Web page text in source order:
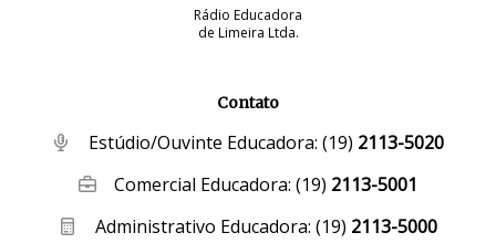
Rádio Educadora
de Limeira Ltda.
Contato
Estúdio/Ouvinte Educadora: (19) 2113-5020
Comercial Educadora:(19) 2113-5001
Administrativo Educadora: (19) 2113-5000